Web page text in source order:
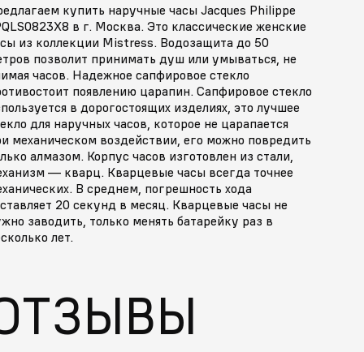
купить наручные часы Jacques Philippe
в г. Москва. Это классические женские
из коллекции Mistress. Водозащита до 50
позволит принимать душ или умываться, не
часов. Надежное сапфировое стекло
появлению царапин. Сапфировое стекло
в дорогостоящих изделиях, это лучшее
для наручных часов, которое не царапается
механическом воздействии, его можно повредить
алмазом. Корпус часов изготовлен из стали,
— кварц. Кварцевые часы всегда точнее
В среднем, погрешность хода
20 секунд в месяц. Кварцевые часы не
заводить, только менять батарейку раз в
лет.